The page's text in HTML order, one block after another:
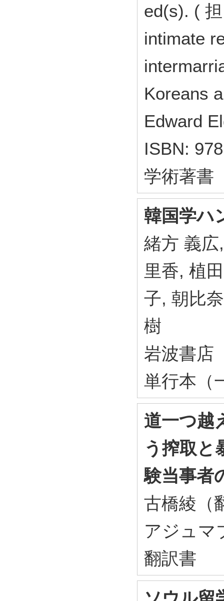
ed(s). (
intimate
Koreans
Edward
ISBN:
学術著書
韓国学ハ
緒方 義
里香, 植
子, 朝比
樹
岩波書店
単行本（
道一つ越
う搾取と
験当事者
古橋綾（
アジュマ
翻訳書